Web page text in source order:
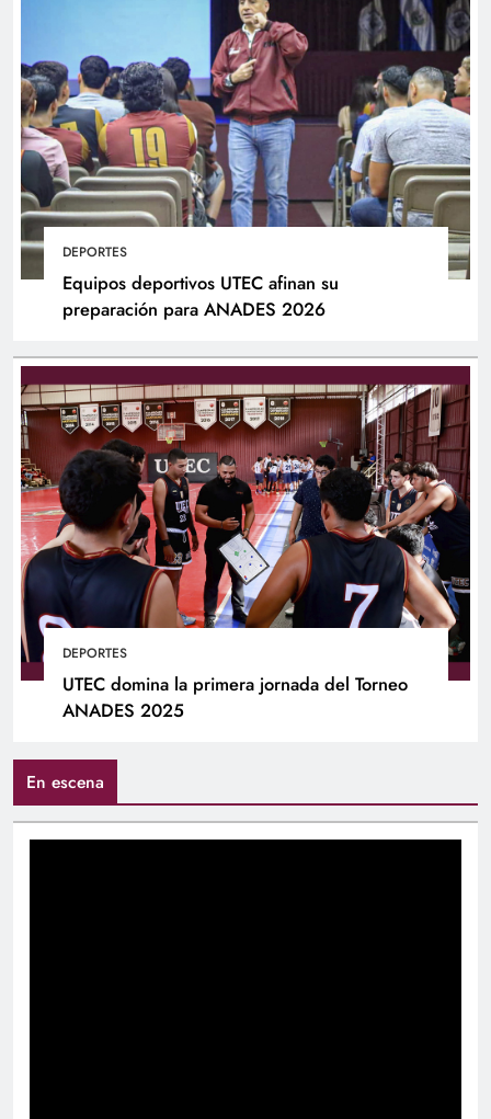
DEPORTES
Equipos deportivos UTEC afinan su
preparación para ANADES 2026
DEPORTES
UTEC domina la primera jornada del Torneo
ANADES 2025
En escena